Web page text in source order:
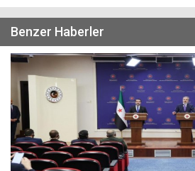
Benzer Haberler